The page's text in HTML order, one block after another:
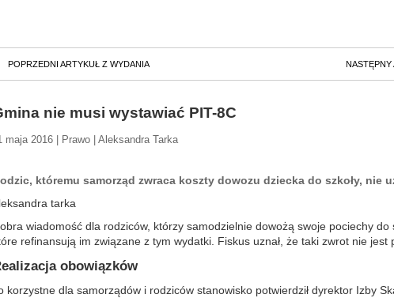
POPRZEDNI ARTYKUŁ Z WYDANIA NASTĘPNY
nie musi wystawiać PIT-8C
maja 2016 | Prawo | Aleksandra Tarka
któremu samorząd zwraca koszty dowozu dziecka do szkoły, nie
tarka
wiadomość dla rodziców, którzy samodzielnie dowożą swoje pociechy do
refinansują im związane z tym wydatki. Fiskus uznał, że taki zwrot nie jest
obowiązków
korzystne dla samorządów i rodziców stanowisko potwierdził dyrektor Izby